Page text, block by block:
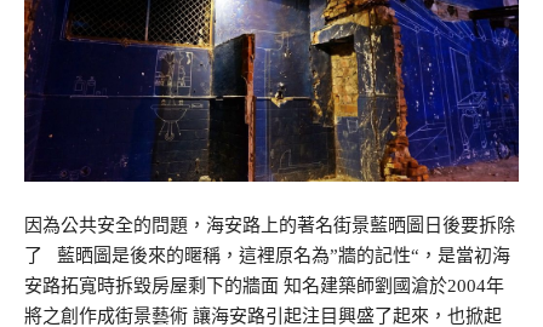
因為公共安全的問題，海安路上的著名街景藍晒圖日後要拆除
了 藍晒圖是後來的暱稱，這裡原名為”牆的記性“，是當初海
安路拓寬時拆毀房屋剩下的牆面 知名建築師劉國滄於2004年
將之創作成街景藝術 讓海安路引起注目興盛了起來，也掀起